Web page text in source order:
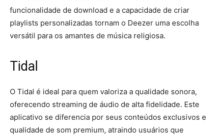
funcionalidade de download e a capacidade de criar
playlists personalizadas tornam o Deezer uma escolha
versátil para os amantes de música religiosa.
Tidal
O Tidal é ideal para quem valoriza a qualidade sonora,
oferecendo streaming de áudio de alta fidelidade. Este
aplicativo se diferencia por seus conteúdos exclusivos e
qualidade de som premium, atraindo usuários que